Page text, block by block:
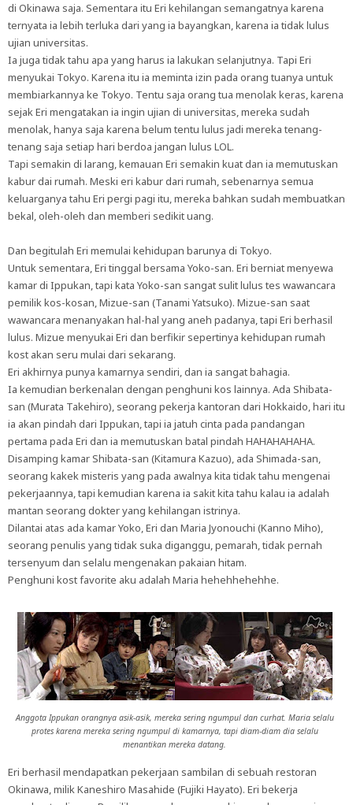
di Okinawa saja. Sementara itu Eri kehilangan semangatnya karena
ternyata ia lebih terluka dari yang ia bayangkan, karena ia tidak lulus
ujian universitas.
Ia juga tidak tahu apa yang harus ia lakukan selanjutnya. Tapi Eri
menyukai Tokyo. Karena itu ia meminta izin pada orang tuanya untuk
membiarkannya ke Tokyo. Tentu saja orang tua menolak keras, karena
sejak Eri mengatakan ia ingin ujian di universitas, mereka sudah
menolak, hanya saja karena belum tentu lulus jadi mereka tenang-
tenang saja setiap hari berdoa jangan lulus LOL.
Tapi semakin di larang, kemauan Eri semakin kuat dan ia memutuskan
kabur dai rumah. Meski eri kabur dari rumah, sebenarnya semua
keluarganya tahu Eri pergi pagi itu, mereka bahkan sudah membuatkan
bekal, oleh-oleh dan memberi sedikit uang.
Dan begitulah Eri memulai kehidupan barunya di Tokyo.
Untuk sementara, Eri tinggal bersama Yoko-san. Eri berniat menyewa
kamar di Ippukan, tapi kata Yoko-san sangat sulit lulus tes wawancara
pemilik kos-kosan, Mizue-san (Tanami Yatsuko). Mizue-san saat
wawancara menanyakan hal-hal yang aneh padanya, tapi Eri berhasil
lulus. Mizue menyukai Eri dan berfikir sepertinya kehidupan rumah
kost akan seru mulai dari sekarang.
Eri akhirnya punya kamarnya sendiri, dan ia sangat bahagia.
Ia kemudian berkenalan dengan penghuni kos lainnya. Ada Shibata-
san (Murata Takehiro), seorang pekerja kantoran dari Hokkaido, hari itu
ia akan pindah dari Ippukan, tapi ia jatuh cinta pada pandangan
pertama pada Eri dan ia memutuskan batal pindah HAHAHAHAHA.
Disamping kamar Shibata-san (Kitamura Kazuo), ada Shimada-san,
seorang kakek misteris yang pada awalnya kita tidak tahu mengenai
pekerjaannya, tapi kemudian karena ia sakit kita tahu kalau ia adalah
mantan seorang dokter yang kehilangan istrinya.
Dilantai atas ada kamar Yoko, Eri dan Maria Jyonouchi (Kanno Miho),
seorang penulis yang tidak suka diganggu, pemarah, tidak pernah
tersenyum dan selalu mengenakan pakaian hitam.
Penghuni kost favorite aku adalah Maria hehehhehehhe.
Anggota Ippukan orangnya asik-asik, mereka sering ngumpul dan curhat. Maria selalu
protes karena mereka sering ngumpul di kamarnya, tapi diam-diam dia selalu
menantikan mereka datang.
Eri berhasil mendapatkan pekerjaan sambilan di sebuah restoran
Okinawa, milik Kaneshiro Masahide (Fujiki Hayato). Eri bekerja